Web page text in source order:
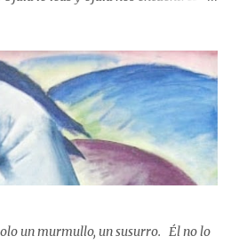
de lino verde kiwi en cuantito tiene
, también. Y que me lo digas, si
digas que lo conoces, que lo tienes
que me harás muy feliz. 😇 📍
💫
un murmullo, un susurro. Él no lo